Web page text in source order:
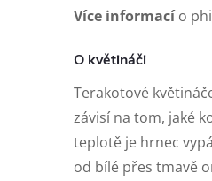
Více informacío
O květináči
Terakotové
závisí na tom, jaké
teplotě je hrnec
od bílé přes tmavě